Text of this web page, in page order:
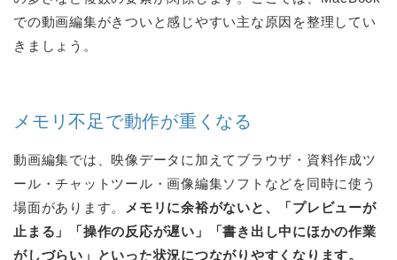
での動画編集がきついと感じやすい主な原因を整理してい
きましょう。
メモリ不足で動作が重くなる
動画編集では、映像データに加えてブラウザ・資料作成ツ
ール・チャットツール・画像編集ソフトなどを同時に使う
場面があります。
メモリに余裕がないと、「プレビューが
止まる」「操作の反応が遅い」「書き出し中にほかの作業
がしづらい」といった状況につながりやすくなります。